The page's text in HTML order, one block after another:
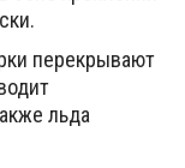
перекрывают
льда